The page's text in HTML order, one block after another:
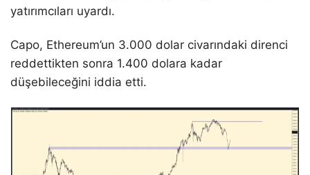
yatırımcıları uyardı.
Capo, Ethereum’un 3.000 dolar civarındaki direnci
reddettikten sonra 1.400 dolara kadar
düşebileceğini iddia etti.